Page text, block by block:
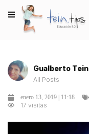
Gualberto Tein
All Posts
enero 13, 2019 | 11:18
17 visitas